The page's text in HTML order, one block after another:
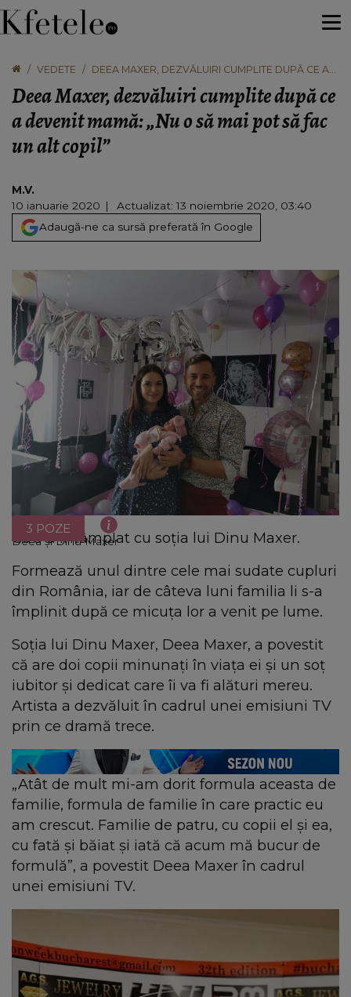
VEDETE
DEEA MAXER, DEZVĂLUIRI CUMPLITE DUPĂ CE A
COPIL”
Deea Maxer, dezvăluiri cumplite după ce
a devenit mamă: „Nu o să mai pot să fac
un alt copil”
M.V.
10 ianuarie 2020
Actualizat: 13 noiembrie 2020, 03:40
Adaugă-ne ca sursă preferată în Google
Deea și Dinu Maxer
3 POZE
Ce s-a întâmplat cu soția lui Dinu Maxer.
Formează unul dintre cele mai sudate cupluri
din România, iar de câteva luni familia li s-a
împlinit după ce micuța lor a venit pe lume.
Soția lui Dinu Maxer, Deea Maxer, a povestit
că are doi copii minunați în viața ei și un soț
iubitor și dedicat care îi va fi alături mereu.
Artista a dezvăluit în cadrul unei emisiuni TV
prin ce dramă trece.
„Atât de mult mi-am dorit formula aceasta de
familie, formula de familie în care practic eu
am crescut. Familie de patru, cu copii el şi ea,
cu fată şi băiat şi iată că acum mă bucur de
formulă”, a povestit Deea Maxer în cadrul
unei emisiuni TV.